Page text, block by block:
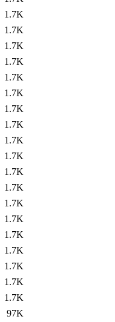
1.7K
1.7K
1.7K
1.7K
1.7K
1.7K
1.7K
1.7K
1.7K
1.7K
1.7K
1.7K
1.7K
1.7K
1.7K
1.7K
1.7K
1.7K
1.7K
97K